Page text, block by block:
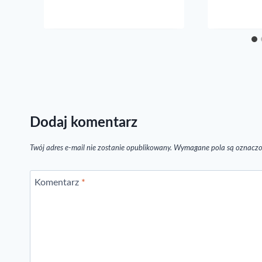
Dodaj komentarz
Twój adres e-mail nie zostanie opublikowany. Wymagane pola są
Komentarz *